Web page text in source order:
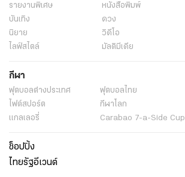
รายงานพิเศษ หนังสือพิมพ์
บันเทิง
ดวง
นิยาย
วิดีโอ
ไลฟ์สไตล์
มัลติมีเดีย
กีฬา
ฟุตบอลต่่างประเทศ ฟุตบอลไทย
ไฟต์สปอร์ต
กีฬาโลก
แกลเลอรี่
Carabao 7-a-Side Cup
ช็อปปิ้ง
ไทยรัฐอีเวนต์